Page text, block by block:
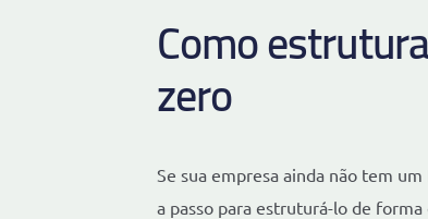
Como
zero
Se sua empresa ainda não tem
a passo para estruturá-lo de